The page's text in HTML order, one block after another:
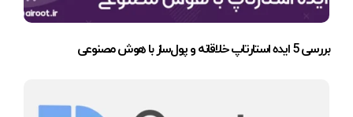
بررسی 5 ایده استارتاپ خلاقانه و پول‌ساز با هوش مصنوعی